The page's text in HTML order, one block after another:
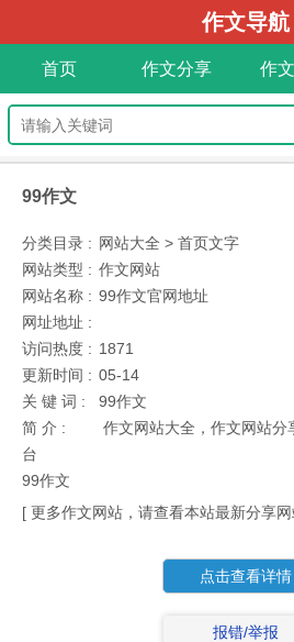
作文导航
首页 作文分享 作
99作文
分类目录 : 网站大全 > 首页文字
网站类型 : 作文网站
网站名称 : 99作文官网地址
网址地址 :
访问热度 : 1871
更新时间 : 05-14
关 键 词 :
99作文
简 介 :
作文网站大全，作文网站分
台
99作文
[ 更多作文网站，请查看本站最新分享
点击查看详情
报错/举报